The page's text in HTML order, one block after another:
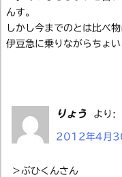
んす。
しかし今までのとは比べ
伊豆急に乗りながらちょ
りょう より:
2012年4月
＞ぶひくんさん